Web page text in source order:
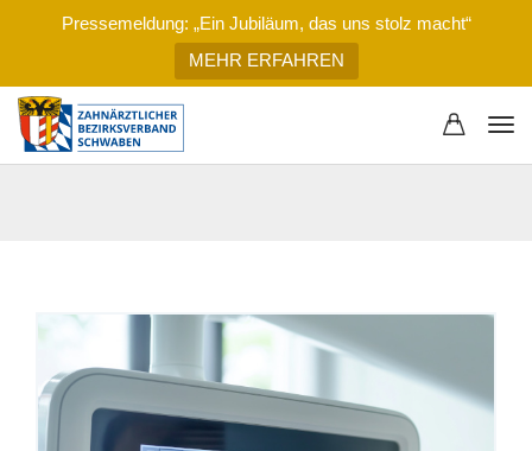
Pressemeldung: „Ein Jubiläum, das uns stolz macht“
MEHR ERFAHREN